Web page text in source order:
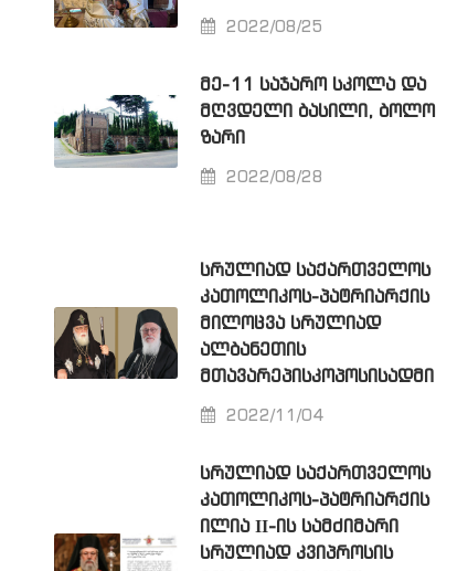
2022/08/25
ᲛᲔ-11 ᲡᲐᲯᲐᲠᲝ ᲡᲙᲝᲚᲐ ᲓᲐ
ᲛᲦᲕᲓᲔᲚᲘ ᲑᲐᲡᲘᲚᲘ, ᲑᲝᲚᲝ
ᲖᲐᲠᲘ
2022/08/28
ᲡᲠᲣᲚᲘᲐᲓ ᲡᲐᲥᲐᲠᲗᲕᲔᲚᲝᲡ
ᲙᲐᲗᲝᲚᲘᲙᲝᲡ-ᲞᲐᲢᲠᲘᲐᲠᲥᲘᲡ
ᲛᲘᲚᲝᲪᲕᲐ ᲡᲠᲣᲚᲘᲐᲓ
ᲐᲚᲑᲐᲜᲔᲗᲘᲡ
ᲛᲗᲐᲕᲐᲠᲔᲞᲘᲡᲙᲝᲞᲝᲡᲘᲡᲐᲓᲛᲘ
2022/11/04
ᲡᲠᲣᲚᲘᲐᲓ ᲡᲐᲥᲐᲠᲗᲕᲔᲚᲝᲡ
ᲙᲐᲗᲝᲚᲘᲙᲝᲡ-ᲞᲐᲢᲠᲘᲐᲠᲥᲘᲡ
ᲘᲚᲘᲐ ΙΙ-ᲘᲡ ᲡᲐᲛᲫᲘᲛᲐᲠᲘ
ᲡᲠᲣᲚᲘᲐᲓ ᲙᲕᲘᲞᲠᲝᲡᲘᲡ